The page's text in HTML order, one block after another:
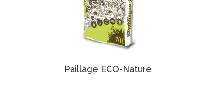
Paillage ECO-Nature